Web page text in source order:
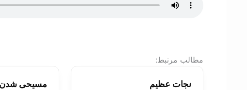
:مطالب مرتبط
نجات عظيم
مسيحی شدن